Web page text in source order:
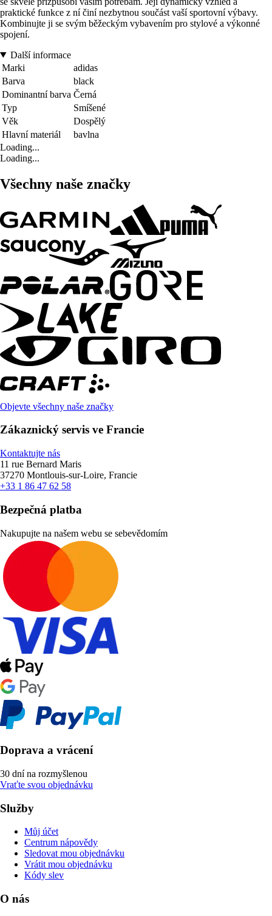
praktické funkce z ní činí nezbytnou součást vaší sportovní výbavy.
Kombinujte ji se svým běžeckým vybavením pro stylové a výkonné
spojení.
Další informace
Marki
adidas
Barva
black
Dominantní barva Černá
Typ
Smíšené
Věk
Dospělý
Hlavní materiál
bavlna
Loading...
Loading...
Všechny naše značky
Objevte všechny naše značky
Zákaznický servis ve Francie
Kontaktujte nás
11 rue Bernard Maris
37270 Montlouis-sur-Loire, Francie
+33 1 86 47 62 58
Bezpečná platba
Nakupujte na našem webu se sebevědomím
Doprava a vrácení
30 dní na rozmyšlenou
Vraťte svou objednávku
Služby
Můj účet
Centrum nápovědy
Sledovat mou objednávku
Vrátit mou objednávku
Kódy slev
O nás